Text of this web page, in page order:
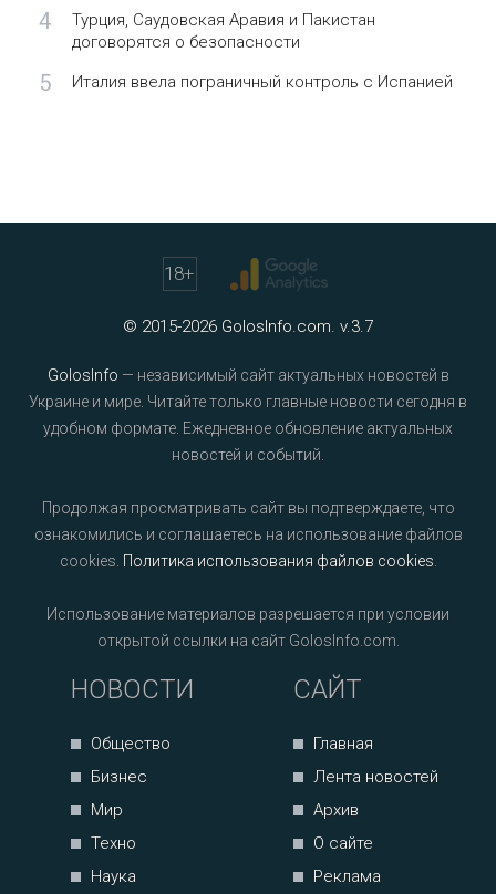
4
Турция, Саудовская Аравия и Пакистан
договорятся о безопасности
5 Италия ввела пограничный контроль с Испанией
18+
© 2015-2026 GolosInfo.com. v.3.7
GolosInfo — независимый сайт актуальных новостей в
Украине и мире. Читайте только главные новости сегодня в
удобном формате. Ежедневное обновление актуальных
новостей и событий.
Продолжая просматривать сайт вы подтверждаете, что
ознакомились и соглашаетесь на использование файлов
cookies. Политика использования файлов cookies
Использование материалов разрешается при условии
открытой ссылки на сайт GolosInfo.com.
НОВОСТИ
Общество
Бизнес
Мир
Техно
Наука
САЙТ
Главная
Лента новостей
Архив
О сайте
Реклама